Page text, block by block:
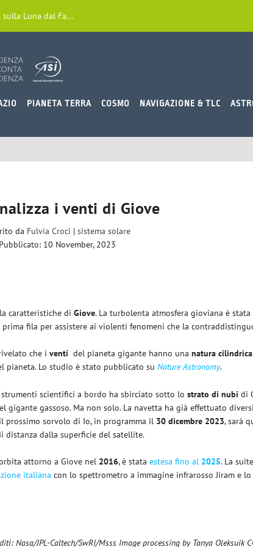
Luna dal Fa...
PIANETA TERRA COSMO NAVIGAZIONE & TLC
i venti di Giove
da Fulvia Croci | sistema solare
Pubblicato: 10 November, 2023
caratteristiche diGiove. La turbolenta atmosfera gioviana è
fila per assistere ai violenti fenomeni che la
che iventi del pianeta gigante hanno unanatura cilindrica
pianeta. Lo studio è stato pubblicato suNature Astronomy.
scientifici a bordo ha sbirciato sotto lo strato di nubi di
gigante gassoso. Ma non solo. La navetta ha già effettuato diversi
prossimo sorvolo di Io, in programma il 30 dicembre 2023, sarà
distanza dalla superficie del satellite.
attorno a Giove nel 2016, è stataestesa fino al 2025. La
italiana con lo spettrometro a immagine infrarossoJiram e lo
Nasa/JPL-Caltech/SwRI/Msss Image processing by Tanya Oleksuik